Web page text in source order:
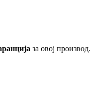
за овој производ.